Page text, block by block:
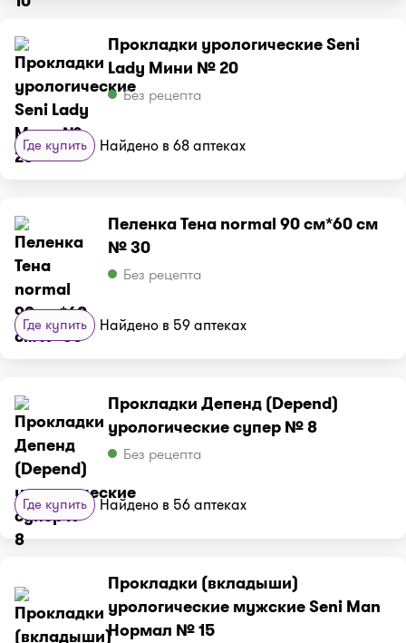
Прокладки урологические Seni
Lady Мини № 20
Без рецепта
Где купить Найдено в 68 аптеках
Пеленка Тена normal 90 см*60 см
№ 30
Без рецепта
Где купить Найдено в 59 аптеках
Прокладки Депенд (Depend)
урологические супер № 8
Без рецепта
Где купить Найдено в 56 аптеках
Прокладки (вкладыши)
урологические мужские Seni Man
Нормал № 15